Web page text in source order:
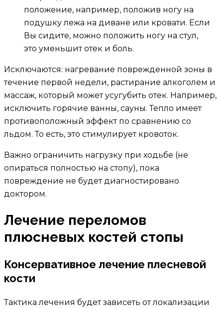
положение, например, положив ногу на
подушку лежа на диване или кровати. Если
Вы сидите, можно положить ногу на стул,
это уменьшит отек и боль.
Исключаются: нагревание поврежденной зоны в
течение первой недели, растирание алкоголем и
массаж, который может усугубить отек. Например,
исключить горячие ванны, сауны. Тепло имеет
противоположный эффект по сравнению со
льдом. То есть, это стимулирует кровоток.
Важно ограничить нагрузку при ходьбе (не
опираться полностью на стопу), пока
повреждение не будет диагностировано
доктором.
Лечение переломов
плюсневых костей стопы
Консервативное лечение плесневой
кости
Тактика лечения будет зависеть от локализации